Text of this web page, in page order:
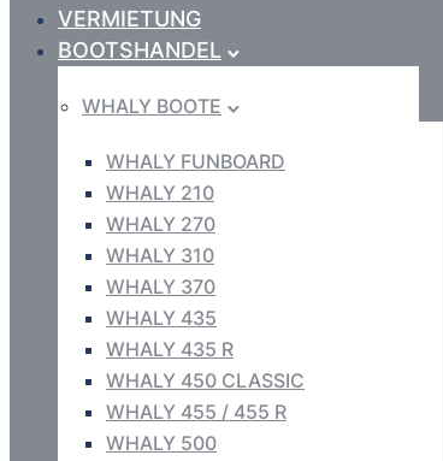
VERMIETUNG
BOOTSHANDEL
WHALY BOOTE
WHALY FUNBOARD
WHALY 210
WHALY 270
WHALY 310
WHALY 370
WHALY 435
WHALY 435 R
WHALY 450 CLASSIC
WHALY 455 / 455 R
WHALY 500